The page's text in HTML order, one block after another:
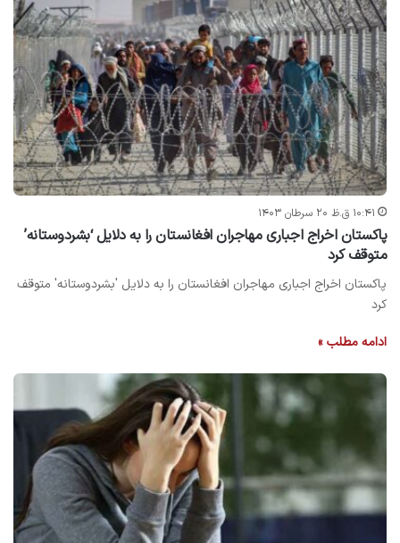
۱۰:۴۱ ق.ظ ۲۰ سرطان ۱۴۰۳
پاکستان اخراج اجباری مهاجران افغانستان را به دلایل ‘بشردوستانه’
متوقف کرد
پاکستان اخراج اجباری مهاجران افغانستان را به دلایل 'بشردوستانه' متوقف
کرد
ادامه مطلب »